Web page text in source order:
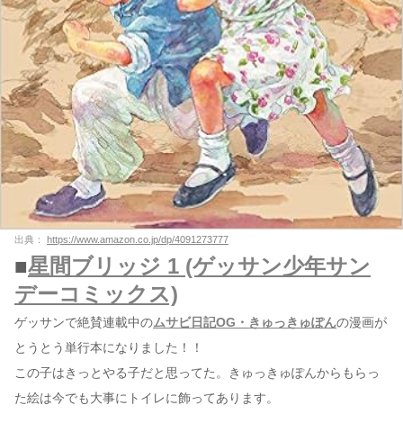
出典： https://www.amazon.co.jp/dp/4091273777
■星間ブリッジ 1 (ゲッサン少年サン
デーコミックス)
ゲッサンで絶賛連載中のムサビ日記OG・きゅっきゅぽんの漫画が
とうとう単行本になりました！！
この子はきっとやる子だと思ってた。きゅっきゅぽんからもらっ
た絵は今でも大事にトイレに飾ってあります。